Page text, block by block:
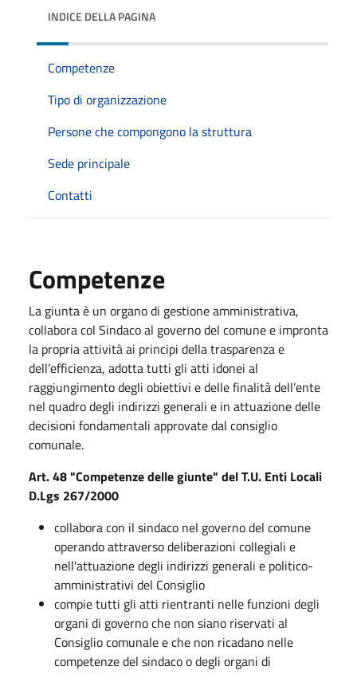
INDICE DELLA PAGINA
Competenze
Tipo di organizzazione
Persone che compongono la struttura
Sede principale
Contatti
Competenze
La giunta è un organo di gestione amministrativa,
collabora col Sindaco al governo del comune e impronta
la propria attività ai principi della trasparenza e
dell’efficienza, adotta tutti gli atti idonei al
raggiungimento degli obiettivi e delle finalità dell’ente
nel quadro degli indirizzi generali e in attuazione delle
decisioni fondamentali approvate dal consiglio
comunale.
Art. 48 "Competenze delle giunte" del T.U. Enti Locali
D.Lgs 267/2000
collabora con il sindaco nel governo del comune
operando attraverso deliberazioni collegiali e
nell'attuazione degli indirizzi generali e politico-
amministrativi del Consiglio
compie tutti gli atti rientranti nelle funzioni degli
organi di governo che non siano riservati al
Consiglio comunale e che non ricadano nelle
competenze del sindaco o degli organi di